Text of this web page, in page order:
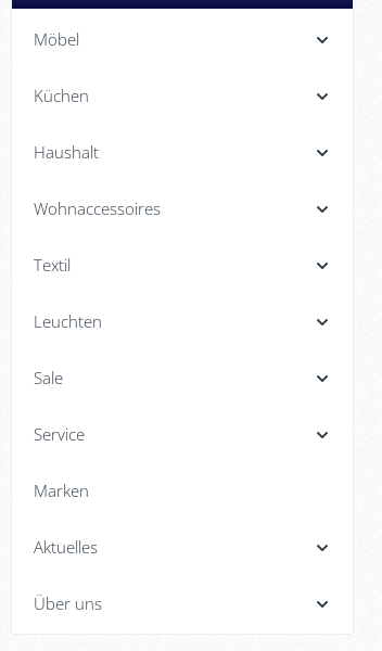
Möbel
Küchen
Haushalt
Wohnaccessoires
Textil
Leuchten
Sale
Service
Marken
Aktuelles
Über uns